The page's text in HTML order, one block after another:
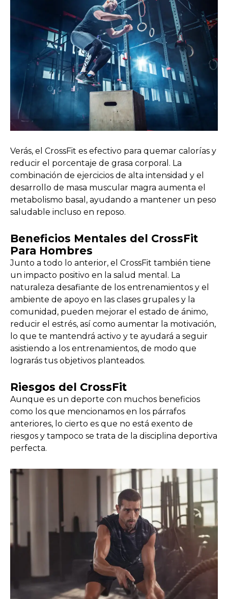
Verás, el CrossFit es efectivo para quemar calorías y
reducir el porcentaje de grasa corporal. La
combinación de ejercicios de alta intensidad y el
desarrollo de masa muscular magra aumenta el
metabolismo basal, ayudando a mantener un peso
saludable incluso en reposo.
Beneficios Mentales del CrossFit
Para Hombres
Junto a todo lo anterior, el CrossFit también tiene
un impacto positivo en la salud mental. La
naturaleza desafiante de los entrenamientos y el
ambiente de apoyo en las clases grupales y la
comunidad, pueden mejorar el estado de ánimo,
reducir el estrés, así como aumentar la motivación,
lo que te mantendrá activo y te ayudará a seguir
asistiendo a los entrenamientos, de modo que
lograrás tus objetivos planteados.
Riesgos del CrossFit
Aunque es un deporte con muchos beneficios
como los que mencionamos en los párrafos
anteriores, lo cierto es que no está exento de
riesgos y tampoco se trata de la disciplina deportiva
perfecta.